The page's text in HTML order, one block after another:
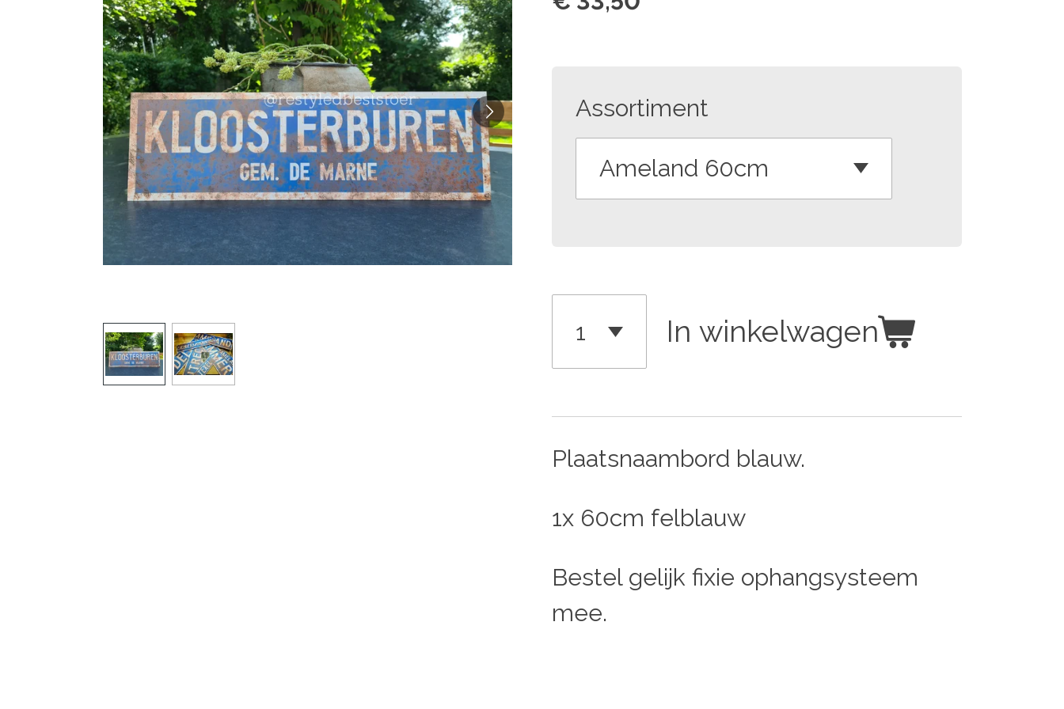
Assortiment
In winkelwagen
Plaatsnaambord blauw.
1x 60cm felblauw
Bestel gelijk fixie ophangsysteem
mee.